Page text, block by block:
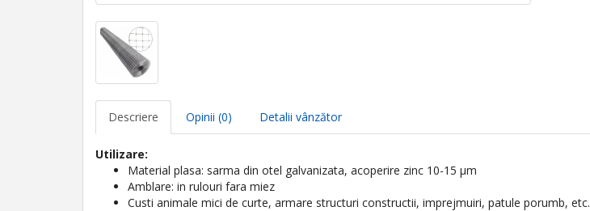
Descriere Opinii (0) Detalii vânzător
Utilizare:
Material plasa: sarma din otel galvanizata, acoperire zinc 10-15 μm
Amblare: in rulouri fara miez
Custi animale mici de curte, armare structuri constructii, imprejmuiri, patule porumb, etc.